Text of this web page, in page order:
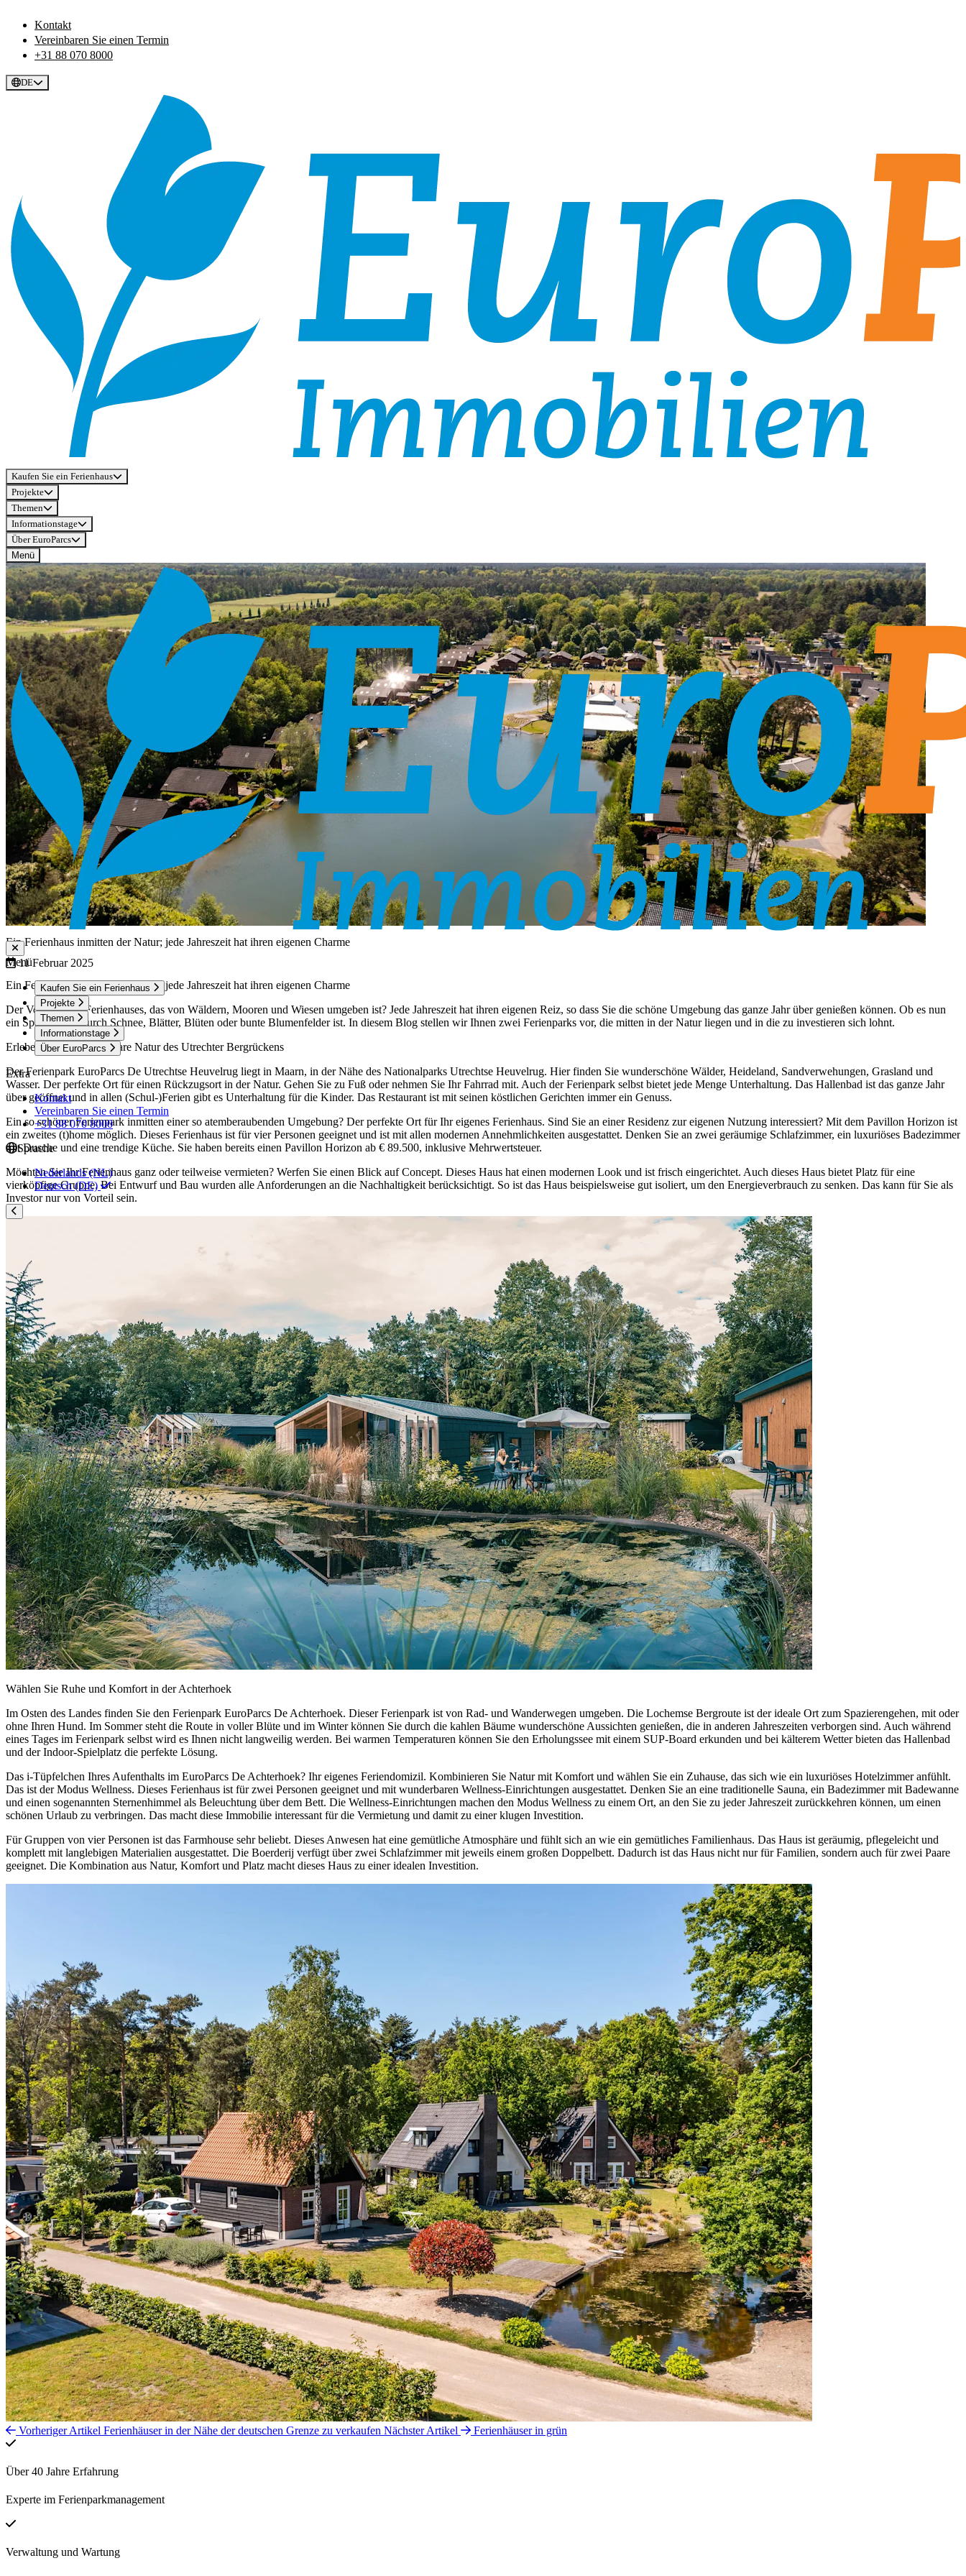
Kontakt
Vereinbaren Sie einen Termin
+31 88 070 8000
DE
Kaufen Sie ein Ferienhaus
Projekte
Themen
Informationstage
Über EuroParcs
Menü
Menü
Kaufen Sie ein Ferienhaus
Projekte
Themen
Informationstage
Über EuroParcs
Extra
Kontakt
Vereinbaren Sie einen Termin
+31 88 070 8000
Sprache
Nederlands (NL)
Deutsch (DE)
Ein Ferienhaus inmitten der Natur; jede Jahreszeit hat ihren eigenen Charme
11 Februar 2025
Ein Ferienhaus inmitten der Natur; jede Jahreszeit hat ihren eigenen Charme
Der Vorteil eines Ferienhauses, das von Wäldern, Mooren und Wiesen umgeben ist? Jede Jahreszeit hat ihren eigenen Reiz, so dass Sie die schöne Umgebung das ganze Jahr über genießen können. Ob es nun
ein Spaziergang durch Schnee, Blätter, Blüten oder bunte Blumenfelder ist. In diesem Blog stellen wir Ihnen zwei Ferienparks vor, die mitten in der Natur liegen und in die zu investieren sich lohnt.
Erleben Sie die wunderbare Natur des Utrechter Bergrückens
Der Ferienpark EuroParcs De Utrechtse Heuvelrug liegt in Maarn, in der Nähe des Nationalparks Utrechtse Heuvelrug. Hier finden Sie wunderschöne Wälder, Heideland, Sandverwehungen, Grasland und
Wasser. Der perfekte Ort für einen Rückzugsort in der Natur. Gehen Sie zu Fuß oder nehmen Sie Ihr Fahrrad mit. Auch der Ferienpark selbst bietet jede Menge Unterhaltung. Das Hallenbad ist das ganze Jahr
über geöffnet und in allen (Schul-)Ferien gibt es Unterhaltung für die Kinder. Das Restaurant ist mit seinen köstlichen Gerichten immer ein Genuss.
Ein so schöner Ferienpark inmitten einer so atemberaubenden Umgebung? Der perfekte Ort für Ihr eigenes Ferienhaus. Sind Sie an einer Residenz zur eigenen Nutzung interessiert? Mit dem Pavillon Horizon ist
ein zweites (t)home möglich. Dieses Ferienhaus ist für vier Personen geeignet und ist mit allen modernen Annehmlichkeiten ausgestattet. Denken Sie an zwei geräumige Schlafzimmer, ein luxuriöses Badezimmer
mit Dusche und eine trendige Küche. Sie haben bereits einen Pavillon Horizon ab € 89.500, inklusive Mehrwertsteuer.
Möchten Sie Ihr Ferienhaus ganz oder teilweise vermieten? Werfen Sie einen Blick auf Concept. Dieses Haus hat einen modernen Look und ist frisch eingerichtet. Auch dieses Haus bietet Platz für eine
vierköpfige Gruppe. Bei Entwurf und Bau wurden alle Anforderungen an die Nachhaltigkeit berücksichtigt. So ist das Haus beispielsweise gut isoliert, um den Energieverbrauch zu senken. Das kann für Sie als
Investor nur von Vorteil sein.
Wählen Sie Ruhe und Komfort in der Achterhoek
Im Osten des Landes finden Sie den Ferienpark EuroParcs De Achterhoek. Dieser Ferienpark ist von Rad- und Wanderwegen umgeben. Die Lochemse Bergroute ist der ideale Ort zum Spazierengehen, mit oder
ohne Ihren Hund. Im Sommer steht die Route in voller Blüte und im Winter können Sie durch die kahlen Bäume wunderschöne Aussichten genießen, die in anderen Jahreszeiten verborgen sind. Auch während
eines Tages im Ferienpark selbst wird es Ihnen nicht langweilig werden. Bei warmen Temperaturen können Sie den Erholungssee mit einem SUP-Board erkunden und bei kälterem Wetter bieten das Hallenbad
und der Indoor-Spielplatz die perfekte Lösung.
Das i-Tüpfelchen Ihres Aufenthalts im EuroParcs De Achterhoek? Ihr eigenes Feriendomizil. Kombinieren Sie Natur mit Komfort und wählen Sie ein Zuhause, das sich wie ein luxuriöses Hotelzimmer anfühlt.
Das ist der Modus Wellness. Dieses Ferienhaus ist für zwei Personen geeignet und mit wunderbaren Wellness-Einrichtungen ausgestattet. Denken Sie an eine traditionelle Sauna, ein Badezimmer mit Badewanne
und einen sogenannten Sternenhimmel als Beleuchtung über dem Bett. Die Wellness-Einrichtungen machen den Modus Wellness zu einem Ort, an den Sie zu jeder Jahreszeit zurückkehren können, um einen
schönen Urlaub zu verbringen. Das macht diese Immobilie interessant für die Vermietung und damit zu einer klugen Investition.
Für Gruppen von vier Personen ist das Farmhouse sehr beliebt. Dieses Anwesen hat eine gemütliche Atmosphäre und fühlt sich an wie ein gemütliches Familienhaus. Das Haus ist geräumig, pflegeleicht und
komplett mit langlebigen Materialien ausgestattet. Die Boerderij verfügt über zwei Schlafzimmer mit jeweils einem großen Doppelbett. Dadurch ist das Haus nicht nur für Familien, sondern auch für zwei Paare
geeignet. Die Kombination aus Natur, Komfort und Platz macht dieses Haus zu einer idealen Investition.
Vorheriger Artikel Ferienhäuser in der Nähe der deutschen Grenze zu verkaufen Nächster Artikel Ferienhäuser in grün
Über 40 Jahre Erfahrung
Experte im Ferienparkmanagement
Verwaltung und Wartung